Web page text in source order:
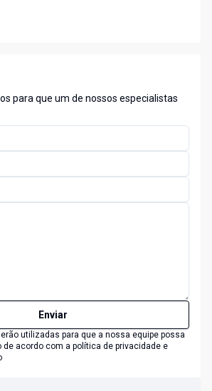
para que um de nossos especialistas
Enviar
utilizadas para que a nossa equipe possa
de acordo com a política de privacidade e